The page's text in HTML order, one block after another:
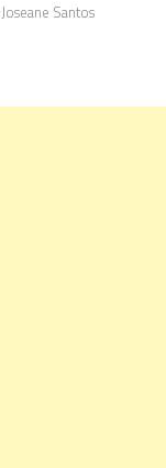
Joseane Santos